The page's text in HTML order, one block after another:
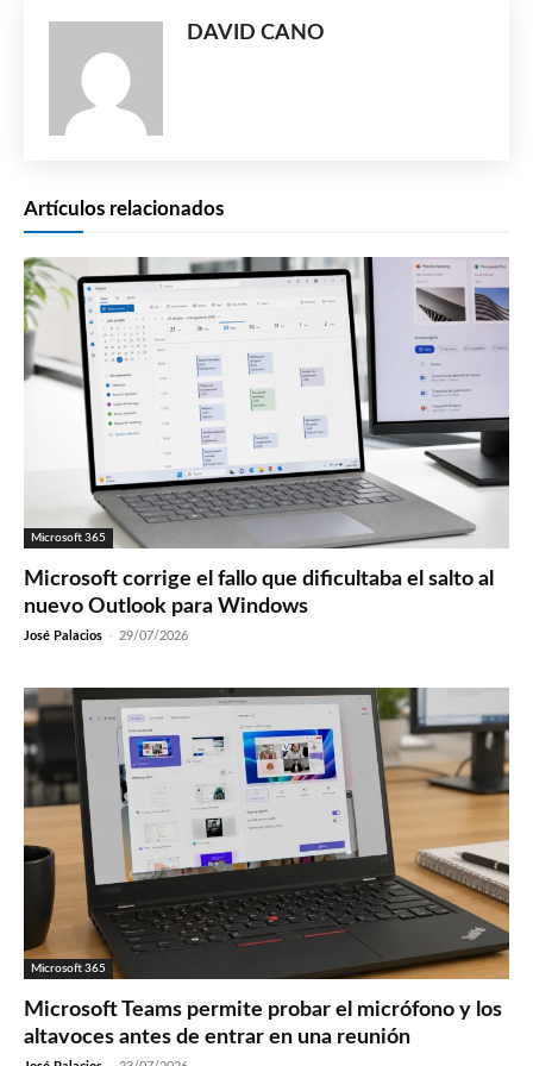
DAVID CANO
Artículos relacionados
Microsoft 365
Microsoft corrige el fallo que dificultaba el salto al
nuevo Outlook para Windows
José Palacios - 29/07/2026
Microsoft 365
Microsoft Teams permite probar el micrófono y los
altavoces antes de entrar en una reunión